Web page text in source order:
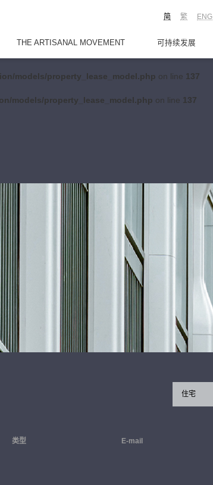
models/property_lease_model.php on line 137
models/property_lease_model.php on line 137
ENG
繁
简
THE ARTISANAL MOVEMENT 可持续发展
住宅
类型 E-mail